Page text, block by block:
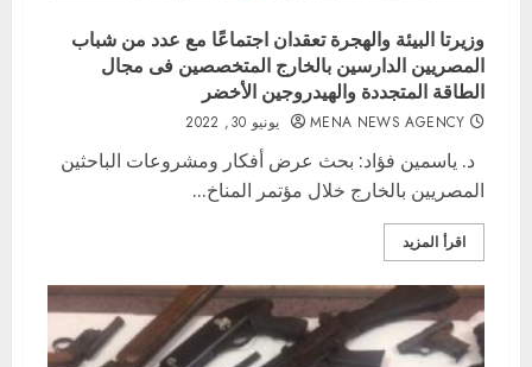
وزيرتا البيئة والهجرة تعقدان اجتماعًا مع عدد من شباب
المصريين الدارسين بالخارج المتخصصين فى مجال
الطاقة المتجددة والهيدروجين الأخضر
MENA NEWS AGENCY يونيو 30, 2022
د. ياسمين فؤاد: بحث عرض أفكار ومشروعات الباحثين
المصريين بالخارج خلال مؤتمر المناخ...
اقرأ المزيد